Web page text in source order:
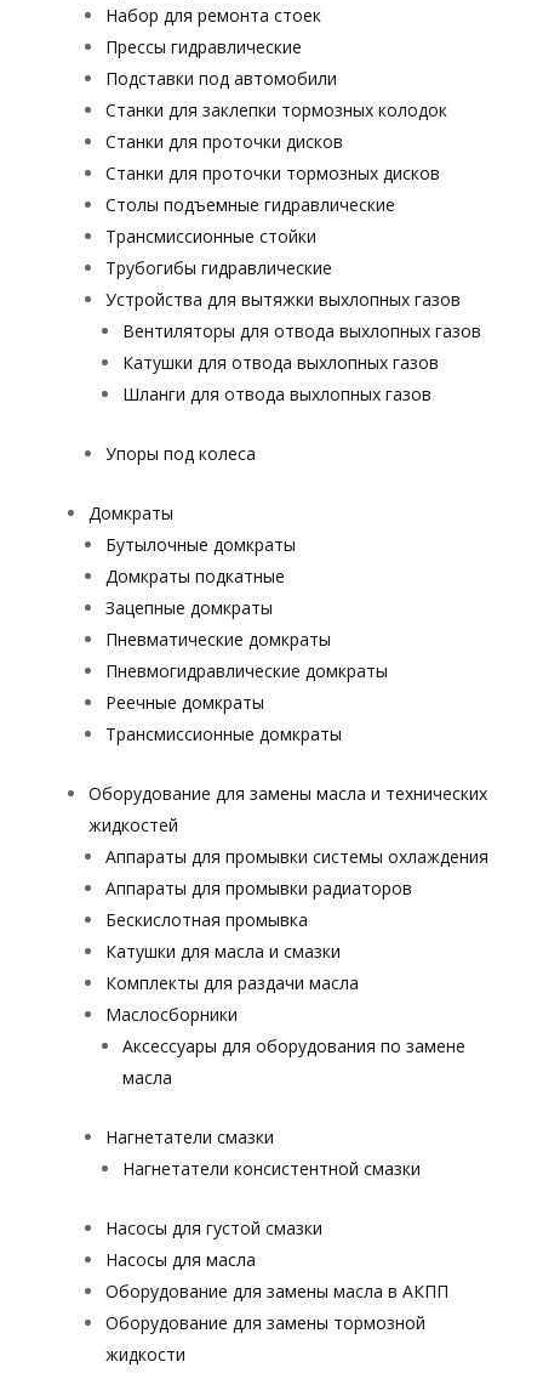
Набор для ремонта стоек
Прессы гидравлические
Подставки под автомобили
Станки для заклепки тормозных колодок
Станки для проточки дисков
Станки для проточки тормозных дисков
Столы подъемные гидравлические
Трансмиссионные стойки
Трубогибы гидравлические
Устройства для вытяжки выхлопных газов
Вентиляторы для отвода выхлопных газов
Катушки для отвода выхлопных газов
Шланги для отвода выхлопных газов
Упоры под колеса
Домкраты
Бутылочные домкраты
Домкраты подкатные
Зацепные домкраты
Пневматические домкраты
Пневмогидравлические домкраты
Реечные домкраты
Трансмиссионные домкраты
Оборудование для замены масла и технических
жидкостей
Аппараты для промывки системы охлаждения
Аппараты для промывки радиаторов
Бескислотная промывка
Катушки для масла и смазки
Комплекты для раздачи масла
Маслосборники
Аксессуары для оборудования по замене
масла
Нагнетатели смазки
Нагнетатели консистентной смазки
Насосы для густой смазки
Насосы для масла
Оборудование для замены масла в АКПП
Оборудование для замены тормозной
жидкости